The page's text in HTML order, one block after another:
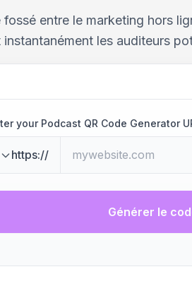
fossé entre le marketing hors
les auditeurs
your Podcast QR Code Generator
https://
Générer le